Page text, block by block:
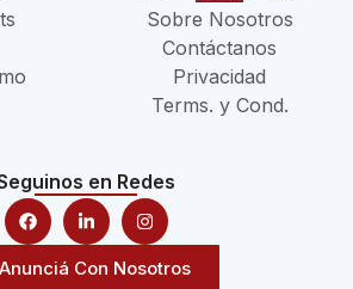
Sobre Nosotros
Contáctanos
Privacidad
Terms. y Cond.
en Redes
Anunciá Con Nosotros